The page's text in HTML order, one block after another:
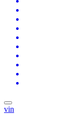
vin